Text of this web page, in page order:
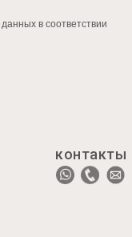
контакты
в соответствии